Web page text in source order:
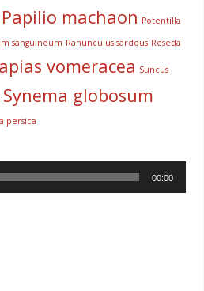
Papilio machaon Potentilla
sanguineum Ranunculus sardous Reseda
vomeracea Suncus
Synema globosum
persica
00:00